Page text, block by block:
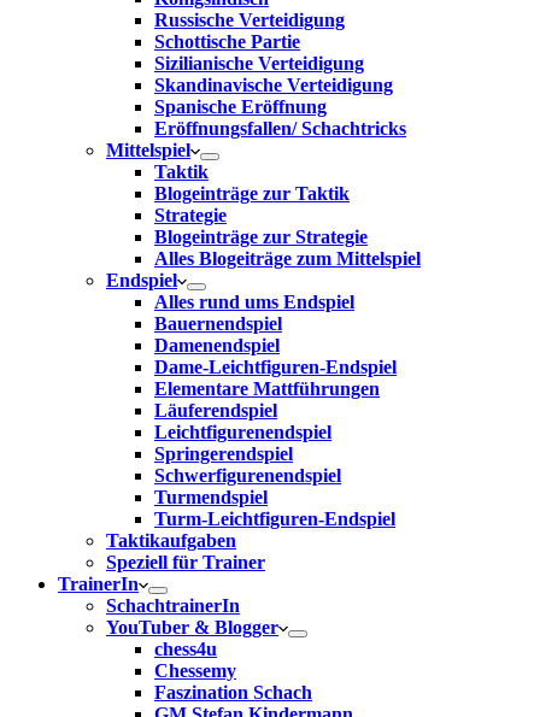
Russische Verteidigung
Schottische Partie
Sizilianische Verteidigung
Skandinavische Verteidigung
Spanische Eröffnung
Eröffnungsfallen/ Schachtricks
Mittelspiel
Taktik
Blogeinträge zur Taktik
Strategie
Blogeinträge zur Strategie
Alles Blogeiträge zum Mittelspiel
Endspiel
Alles rund ums Endspiel
Bauernendspiel
Damenendspiel
Dame-Leichtfiguren-Endspiel
Elementare Mattführungen
Läuferendspiel
Leichtfigurenendspiel
Springerendspiel
Schwerfigurenendspiel
Turmendspiel
Turm-Leichtfiguren-Endspiel
Taktikaufgaben
Speziell für Trainer
TrainerIn
SchachtrainerIn
YouTuber & Blogger
chess4u
Chessemy
Faszination Schach